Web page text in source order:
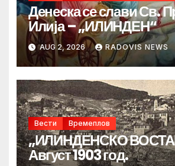
Денеска се слави Св.
Илија – „ИЛИНДЕН“
AUG 2, 2026 RADOVIS NEWS
Вести Времеплов
„ИЛИНДЕНСКО
Август 1903 год.